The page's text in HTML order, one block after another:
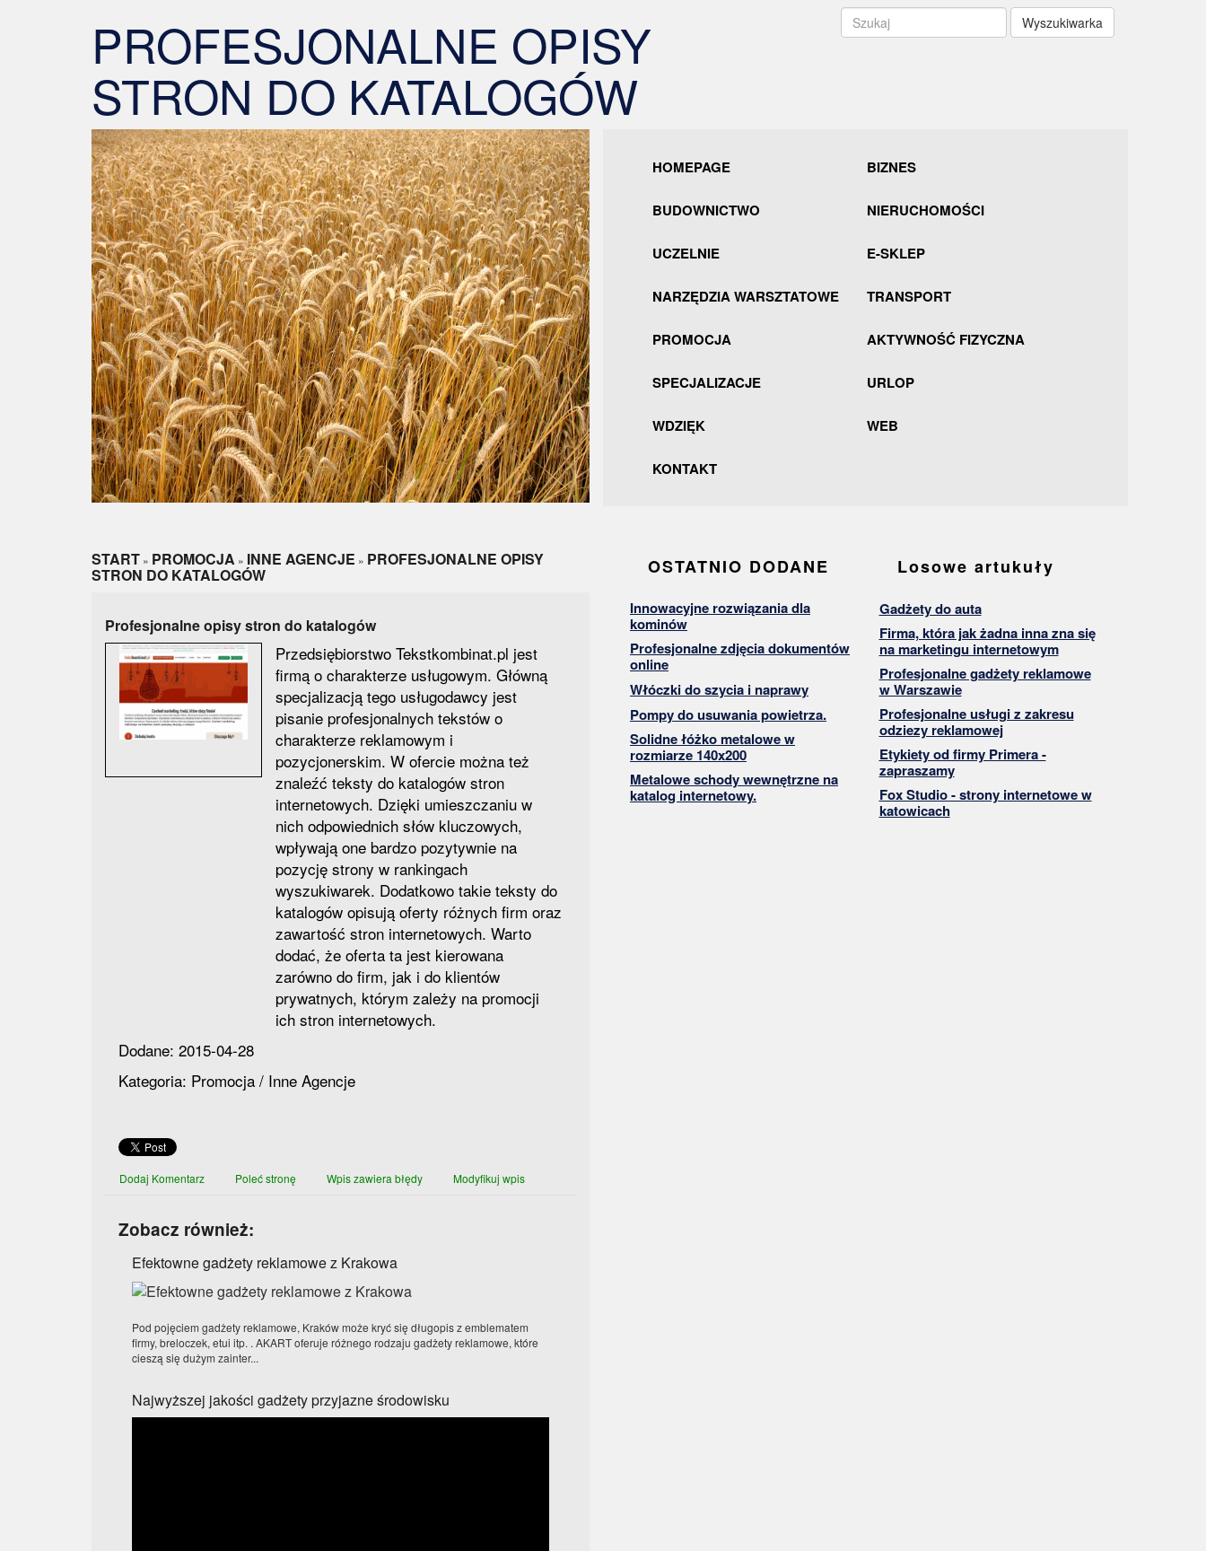
PROFESJONALNE OPISY
STRON DO KATALOGÓW
Wyszukiwarka
HOMEPAGE BIZNES
BUDOWNICTWO NIERUCHOMOŚCI
UCZELNIE E-SKLEP
NARZĘDZIA WARSZTATOWE TRANSPORT
PROMOCJA AKTYWNOŚĆ FIZYCZNA
SPECJALIZACJE URLOP
WDZIĘK WEB
KONTAKT
START » PROMOCJA » INNE AGENCJE » PROFESJONALNE OPISY
STRON DO KATALOGÓW
Profesjonalne opisy stron do katalogów
Przedsiębiorstwo Tekstkombinat.pl jest
firmą o charakterze usługowym. Główną
specjalizacją tego usługodawcy jest
pisanie profesjonalnych tekstów o
charakterze reklamowym i
pozycjonerskim. W ofercie można też
znaleźć teksty do katalogów stron
internetowych. Dzięki umieszczaniu w
nich odpowiednich słów kluczowych,
wpływają one bardzo pozytywnie na
pozycję strony w rankingach
wyszukiwarek. Dodatkowo takie teksty do
katalogów opisują oferty różnych firm oraz
zawartość stron internetowych. Warto
dodać, że oferta ta jest kierowana
zarówno do firm, jak i do klientów
prywatnych, którym zależy na promocji
ich stron internetowych.
Dodane: 2015-04-28
Kategoria: Promocja / Inne Agencje
Dodaj Komentarz Poleć stronę Wpis zawiera błędy Modyfikuj wpis
Zobacz również:
Efektowne gadżety reklamowe z Krakowa
Pod pojęciem gadżety reklamowe, Kraków może kryć się długopis z emblematem
firmy, breloczek, etui itp. . AKART oferuje różnego rodzaju gadżety reklamowe, które
cieszą się dużym zainter...
Najwyższej jakości gadżety przyjazne środowisku
OSTATNIO DODANE
Innowacyjne rozwiązania dla
kominów
Profesjonalne zdjęcia dokumentów
online
Włóczki do szycia i naprawy
Pompy do usuwania powietrza.
Solidne łóżko metalowe w
rozmiarze 140x200
Metalowe schody wewnętrzne na
katalog internetowy.
Losowe artukuły
Gadżety do auta
Firma, która jak żadna inna zna się
na marketingu internetowym
Profesjonalne gadżety reklamowe
w Warszawie
Profesjonalne usługi z zakresu
odziezy reklamowej
Etykiety od firmy Primera -
zapraszamy
Fox Studio - strony internetowe w
katowicach